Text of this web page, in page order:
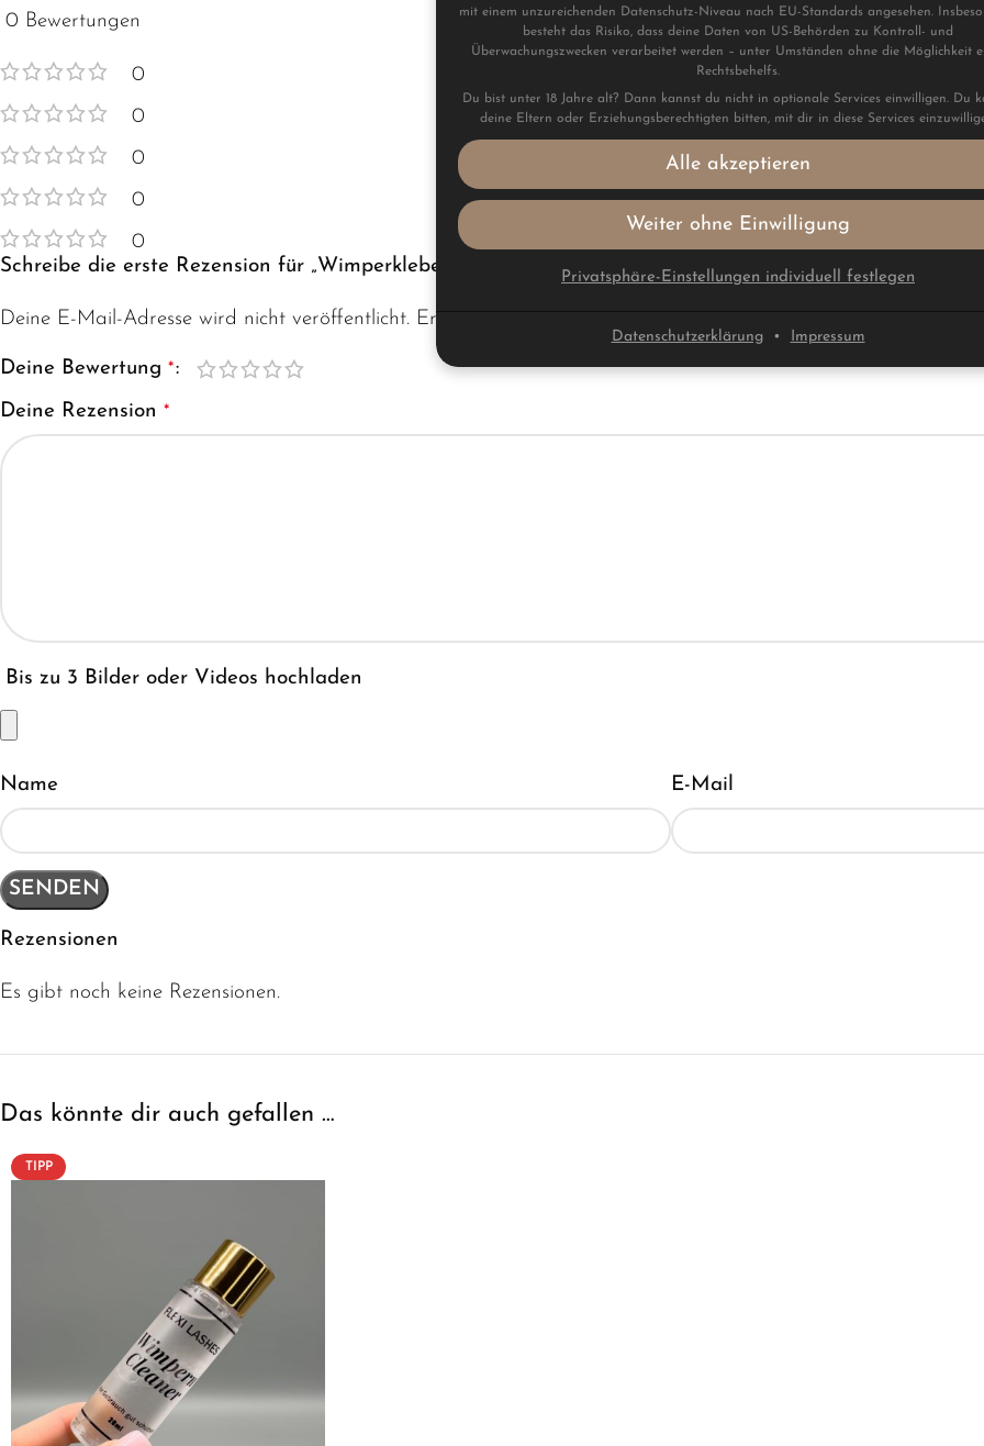
0 Bewertungen
0
0
0
0
0
Rezensionen
Es gibt noch keine Rezensionen.
Schreibe die erste Rezension für „Wimperkleber Transparent“
Deine E-Mail-Adresse wird nicht veröffentlicht. Erforderliche Felder sind mit
Deine Bewertung *
Deine Rezension *
Bis zu 3 Bilder oder Videos hochladen
Name E-Mail
Das könnte dir auch gefallen …
TIPP
mit einem unzureichenden Datenschutz-Niveau nach EU-Standards angesehen.
besteht das Risiko, dass deine Daten von US-Behörden zu Kontroll- und
Überwachungszwecken verarbeitet werden – unter Umständen ohne die Möglichkeit
Rechtsbehelfs.
Du bist unter 18 Jahre alt? Dann kannst du nicht in optionale Services einwilligen. Du
deine Eltern oder Erziehungsberechtigten bitten, mit dir in diese Services
Alle akzeptieren
Weiter ohne Einwilligung
Privatsphäre-Einstellungen individuell festlegen
Datenschutzerklärung • Impressum